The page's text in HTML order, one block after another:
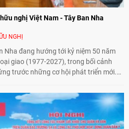
nghị Việt Nam - Tây Ban Nha
NGHỊ
Nha đang hướng tới kỷ niệm 50 năm
giao (1977-2027), trong bối cảnh
trước những cơ hội phát triển mới.
trọng trong việc củng cố nền tảng
biết, tin cậy và gắn bó giữa nhân